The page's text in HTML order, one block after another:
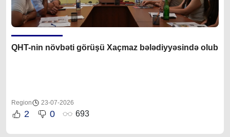
QHT-nin növbəti görüşü Xaçmaz bələdiyyəsində olub
Region 23-07-2026
2 0 693